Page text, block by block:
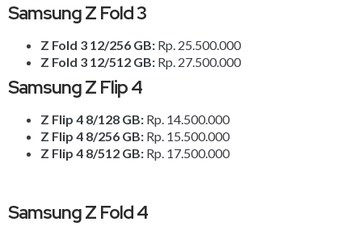
Samsung Z Fold 3
Z Fold 3 12/256 GB: Rp. 25.500.000
Z Fold 3 12/512 GB: Rp. 27.500.000
Samsung Z Flip 4
Z Flip 4 8/128 GB: Rp. 14.500.000
Z Flip 4 8/256 GB: Rp. 15.500.000
Z Flip 4 8/512 GB: Rp. 17.500.000
Samsung Z Fold 4